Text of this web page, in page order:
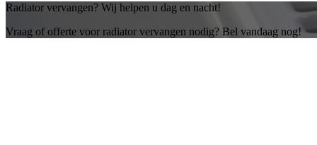
Radiator vervangen? Wij helpen u dag en nacht!
Vraag of offerte voor radiator vervangen nodig? Bel vandaag nog!